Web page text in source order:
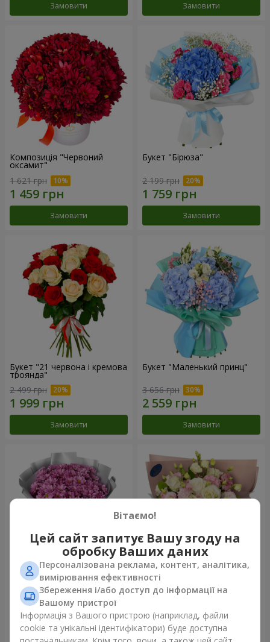
Замовити Замовити
Композиція "Червоний
оксамит"
1 621 грн
Замовити
Букет "Бірюза"
2 199 грн
Замовити
Букет "21 червона і кремова
троянда"
2 499 грн
Замовити
Букет "Маленький принц"
3 656 грн
Замовити
Букет "Твої хризантеми"
1 834 грн
Замовити
Букет "Пана Кота"
Замовити
Вітаємо!
Цей сайт запитує Вашу згоду на
обробку Ваших даних
Персоналізована реклама, контент, аналітика,
вимірювання ефективності
Збереження і/або доступ до інформації на
Вашому пристрої
Інформація з Вашого пристрою (наприклад, файли
cookie та унікальні ідентифікатори) буде доступна